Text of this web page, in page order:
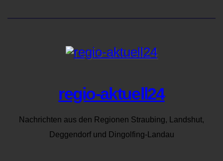
regio-aktuell24
Nachrichten aus den Regionen Straubing, Landshut,
Deggendorf und Dingolfing-Landau